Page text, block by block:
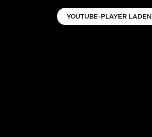
YOUTUBE-PLAYER LADEN